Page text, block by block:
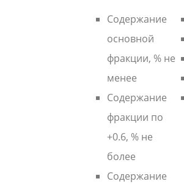
Содержание
основной
фракции, % не
менее
Содержание
фракции по
+0.6, % не
более
Содержание